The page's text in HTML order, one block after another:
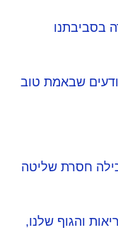
בסביבתנו
שבאמת טוב
חסרת שליטה
והגוף שלנו,